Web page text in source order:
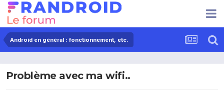
Android en général : fonctionnement, etc.
Problème avec ma wifi..